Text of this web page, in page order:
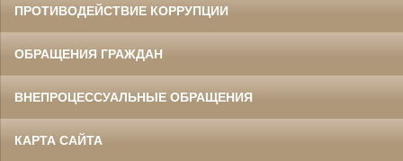
ПРОТИВОДЕЙСТВИЕ КОРРУПЦИИ
ОБРАЩЕНИЯ ГРАЖДАН
ВНЕПРОЦЕССУАЛЬНЫЕ ОБРАЩЕНИЯ
КАРТА САЙТА